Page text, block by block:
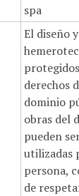
spa
El diseño
derechos
dominio
obras del
pueden
utilizadas
persona,
de